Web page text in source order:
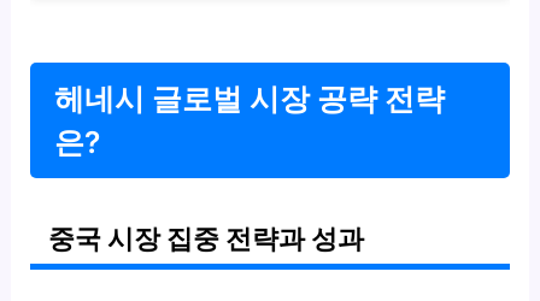
헤네시 글로벌 시장 공략 전략
은?
중국 시장 집중 전략과 성과